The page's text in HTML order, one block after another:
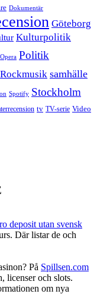
Dokumentär
Göteborg
Kulturpolitik
Opera Politik
Rockmusik samhälle
Spotify Stockholm
tv TV-serie Video
deposit utan svensk
Där listar de och
På Spillsen.com
licenser och slots.
om nya